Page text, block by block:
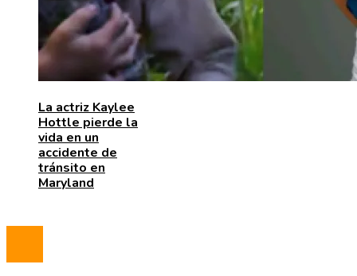
La actriz Kaylee
Hottle pierde la
vida en un
accidente de
tránsito en
Maryland